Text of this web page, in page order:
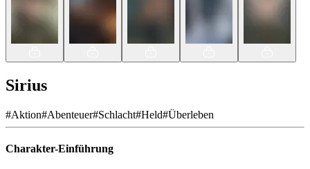
Sirius
#Aktion#Abenteuer#Schlacht#Held#Überleben
Charakter-Einführung